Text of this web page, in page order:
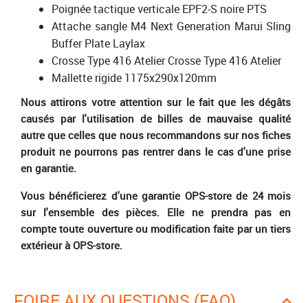
Poignée tactique verticale EPF2-S noire PTS
Attache sangle M4 Next Generation Marui Sling
Buffer Plate Laylax
Crosse Type 416 Atelier Crosse Type 416 Atelier
Mallette rigide 1175x290x120mm
Nous attirons votre attention sur le fait que les dégâts
causés par l'utilisation de billes de mauvaise qualité
autre que celles que nous recommandons sur nos fiches
produit ne pourrons pas rentrer dans le cas d'une prise
en garantie.
Vous bénéficierez d'une garantie OPS-store de 24 mois
sur l'ensemble des pièces. Elle ne prendra pas en
compte toute ouverture ou modification faite par un tiers
extérieur à OPS-store.